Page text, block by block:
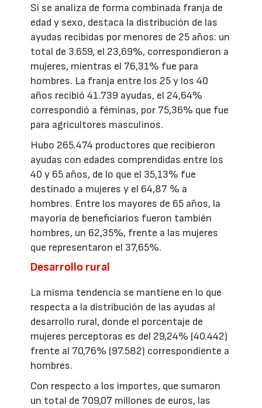
Si se analiza de forma combinada franja de
edad y sexo, destaca la distribución de las
ayudas recibidas por menores de 25 años: un
total de 3.659, el 23,69%, correspondieron a
mujeres, mientras el 76,31% fue para
hombres. La franja entre los 25 y los 40
años recibió 41.739 ayudas, el 24,64%
correspondió a féminas, por 75,36% que fue
para agricultores masculinos.
Hubo 265.474 productores que recibieron
ayudas con edades comprendidas entre los
40 y 65 años, de lo que el 35,13% fue
destinado a mujeres y el 64,87 % a
hombres. Entre los mayores de 65 años, la
mayoría de beneficiarios fueron también
hombres, un 62,35%, frente a las mujeres
que representaron el 37,65%.
Desarrollo rural
La misma tendencia se mantiene en lo que
respecta a la distribución de las ayudas al
desarrollo rural, donde el porcentaje de
mujeres perceptoras es del 29,24% (40.442)
frente al 70,76% (97.582) correspondiente a
hombres.
Con respecto a los importes, que sumaron
un total de 709,07 millones de euros, las